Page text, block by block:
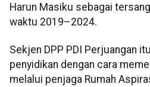
Harun Masiku sebagai
waktu 2019–2024.
Sekjen DPP PDI Perjuangan
penyidikan dengan cara
melalui penjaga Rumah